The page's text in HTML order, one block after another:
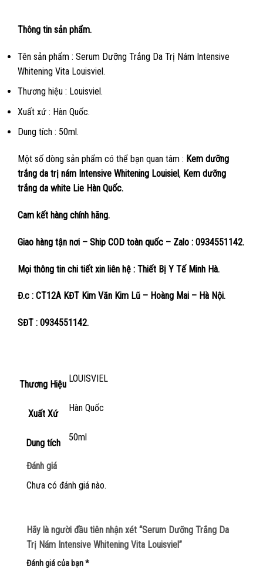
Thông tin sản phẩm.
Tên sản phẩm : Serum Dưỡng Trắng Da Trị Nám Intensive
Whitening Vita Louisviel.
Thương hiệu : Louisviel.
Xuất xứ : Hàn Quốc.
Dung tích : 50ml.
Một số dòng sản phẩm có thể bạn quan tâm : Kem dưỡng
trắng da trị nám Intensive Whitening Louisiel, Kem dưỡng
trắng da white Lie Hàn Quốc.
Cam kết hàng chính hãng.
Giao hàng tận nơi – Ship COD toàn quốc – Zalo : 0934551142.
Mọi thông tin chi tiết xin liên hệ : Thiết Bị Y Tế Minh Hà.
Đ.c : CT12A KĐT Kim Văn Kim Lũ – Hoàng Mai – Hà Nội.
SĐT : 0934551142.
Thương Hiệu
LOUISVIEL
Xuất Xứ
Hàn Quốc
Dung tích
50ml
Đánh giá
Chưa có đánh giá nào.
Hãy là người đầu tiên nhận xét “Serum Dưỡng Trắng Da
Trị Nám Intensive Whitening Vita Louisviel”
Đánh giá của bạn*